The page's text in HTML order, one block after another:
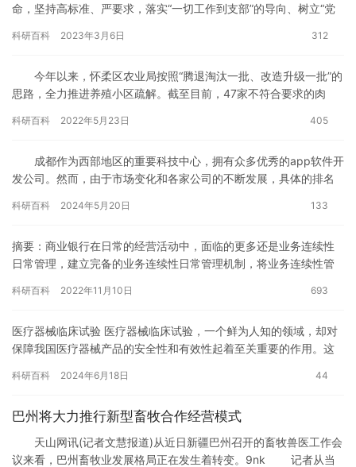
命，坚持高标准、严要求，落实“一切工作到支部”的导向、树立“党
科研百科 2023年3月6日 312
今年以来，怀柔区农业局按照“腾退淘汰一批、改造升级一批”的
思路，全力推进养殖小区疏解。截至目前，47家不符合要求的肉
科研百科 2022年5月23日 405
成都作为西部地区的重要科技中心，拥有众多优秀的app软件开
发公司。然而，由于市场变化和各家公司的不断发展，具体的排名
认…
科研百科 2024年5月20日 133
摘要：商业银行在日常的经营活动中，面临的更多还是业务连续性
日常管理，建立完备的业务连续性日常管理机制，将业务连续性管
营的一部分，是银…
科研百科 2022年11月10日 693
医疗器械临床试验 医疗器械临床试验，一个鲜为人知的领域，却对
保障我国医疗器械产品的安全性和有效性起着至关重要的作用。这
晓。…
科研百科 2024年6月18日 44
巴州将大力推行新型畜牧合作经营模式
天山网讯(记者文慧报道)从近日新疆巴州召开的畜牧兽医工作会
议来看，巴州畜牧业发展格局正在发生着转变。9nk 记者从当